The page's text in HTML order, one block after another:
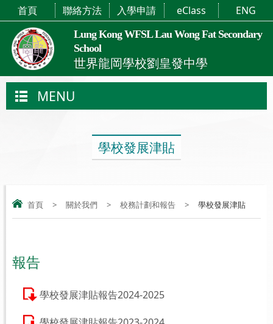
Lung Kong WFSL Lau Wong Fat Secondary
School
世界龍岡學校劉皇發中學
首頁 聯絡方法 入學申請 eClass ENG
MENU
學校發展津貼
首頁 > 關於我們 > 校務計劃和報告 > 學校發展津貼
報告
學校發展津貼報告2024-2025